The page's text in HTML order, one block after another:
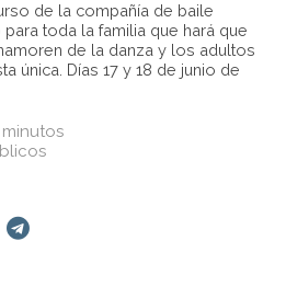
de la compañía de baile
para toda la familia que hará que
de la danza y los adultos
única. Días 17 y 18 de junio de